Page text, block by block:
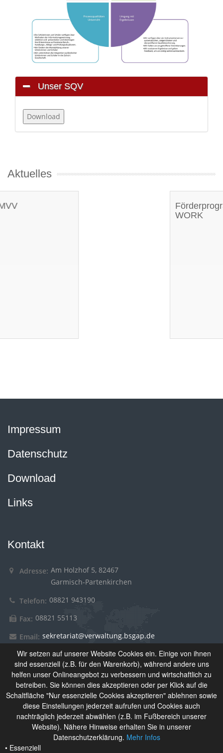
Wir setzen auf unserer Website Cookies ein. Einige von ihnen
sind essenziell (z.B. für den Warenkorb), während andere uns
helfen unser Onlineangebot zu verbessern und wirtschaftlich zu
betreiben. Sie können dies akzeptieren oder per Klick auf die
Schaltfläche "Nur essenzielle Cookies akzeptieren" ablehnen sowie
diese Einstellungen jederzeit aufrufen und Cookies auch
nachträglich jederzeit abwählen (z.B. im Fußbereich unserer
Website). Nähere Hinweise erhalten Sie in unserer
Datenschutzerklärung. Mehr Infos
• Essenziell
Unser SQV
Aktuelles
Impressum
Datenschutz
Download
Links
Kontakt
Adresse: Am Holzhof 5, 82467
Garmisch-Partenkirchen
Telefon: 08821 943190
Fax: 08821 55113
Email: sekretariat@verwaltung.bsgap.de
Über Uns
Das Berufliche Schulzentrum Garmisch-Partenkirchen setzt
sich aus Berufsschule, Wirtschaftsschule und
Berufsfachschule für Kinderpflege zusammen. Derzeit
besuchen rund 1.100 Schülerinnen und Schüler unsere
Schulen.